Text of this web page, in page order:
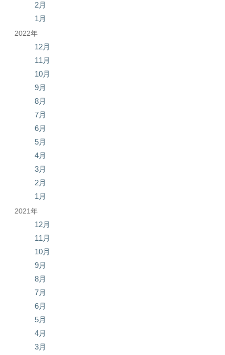
2月
1月
2022年
12月
11月
10月
9月
8月
7月
6月
5月
4月
3月
2月
1月
2021年
12月
11月
10月
9月
8月
7月
6月
5月
4月
3月